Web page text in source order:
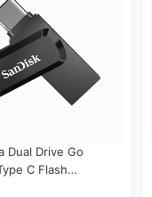
Dual Drive Go
C Flash
G46)